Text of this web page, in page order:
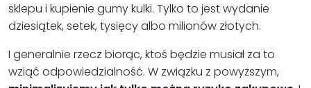
sklepu i kupienie gumy kulki. Tylko to jest wydanie
dziesiątek, setek, tysięcy albo milionów złotych.
I generalnie rzecz biorąc, ktoś będzie musiał za to
wziąć odpowiedzialność. W związku z powyższym,